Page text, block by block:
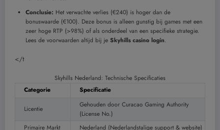
Conclusie: Het verwachte verlies (€240) is hoger dan de
bonuswaarde (€100). Deze bonus is alleen gunstig bij games met een
zeer hoge RTP (>98%) of als onderdeel van een specifieke strategie.
Lees de voorwaarden altijd bij je Skyhills casino login.
</t
Skyhills Nederland: Technische Specificaties
Categorie
Specificatie
Licentie
Gehouden door Curacao Gaming Authority
(License No.)
Primaire Markt
Nederland (Nederlandstalige support & website)